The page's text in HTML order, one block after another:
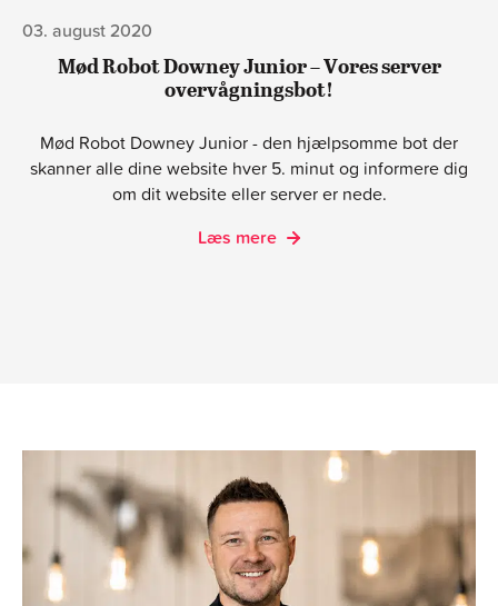
03. august 2020
Mød Robot Downey Junior – Vores server
overvågningsbot!
Mød Robot Downey Junior - den hjælpsomme bot der
skanner alle dine website hver 5. minut og informere dig
om dit website eller server er nede.
Læs mere